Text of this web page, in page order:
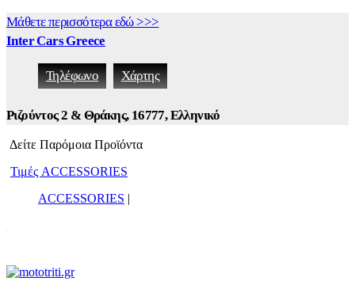
Μάθετε περισσότερα εδώ >>>
Inter Cars Greece
Τηλέφωνο Χάρτης
Ριζούντος 2 & Θράκης, 16777, Ελληνικό
Δείτε Παρόμοια Προϊόντα
Τιμές ACCESSORIES
ACCESSORIES